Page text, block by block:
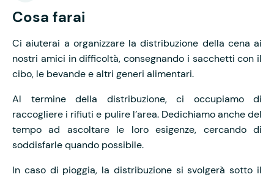
Cosa farai
Ci aiuterai a organizzare la distribuzione della cena ai
nostri amici in difficoltà, consegnando i sacchetti con il
cibo, le bevande e altri generi alimentari.
Al termine della distribuzione, ci occupiamo di
raccogliere i rifiuti e pulire l’area. Dedichiamo anche del
tempo ad ascoltare le loro esigenze, cercando di
soddisfarle quando possibile.
In caso di pioggia, la distribuzione si svolgerà sotto il